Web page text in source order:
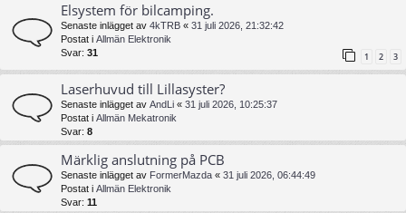
Elsystem för bilcamping.
Senaste inlägget av 4kTRB « 31 juli 2026, 21:32:42
Postat i Allmän Elektronik
Svar: 31 1 2 3
Laserhuvud till Lillasyster?
Senaste inlägget av AndLi « 31 juli 2026, 10:25:37
Postat i Allmän Mekatronik
Svar: 8
Märklig anslutning på PCB
Senaste inlägget av FormerMazda « 31 juli 2026, 06:44:49
Postat i Allmän Elektronik
Svar: 11